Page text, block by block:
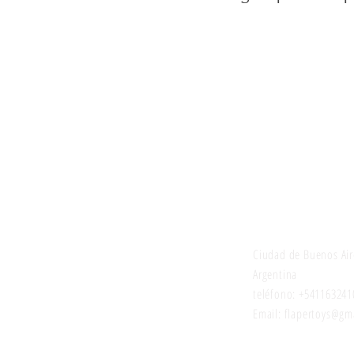
Ciudad de Buenos Aires
Argentina
Email: flapertoys